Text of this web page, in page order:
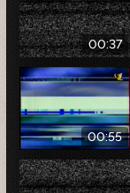
00:37
00:55